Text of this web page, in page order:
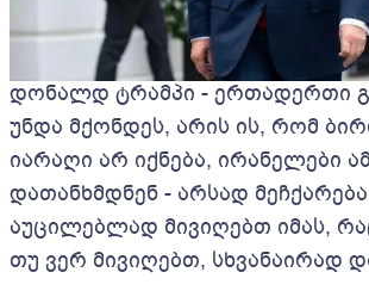
დონალდ ტრამპი - ერთადერთი
უნდა მქონდეს, არის ის, რომ
იარაღი არ იქნება, ირანელები
დათანხმდნენ - არსად
აუცილებლად მივიღებთ იმას,
თუ ვერ მივიღებთ, სხვანაირად